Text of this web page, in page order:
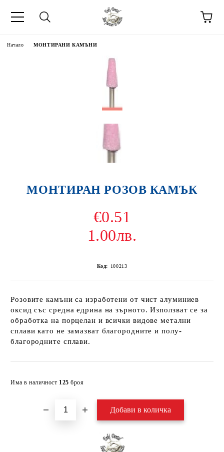
Начало МОНТИРАНИ КАМЪНИ
МОНТИРАН РОЗОВ КАМЪК
€0.51
1.00лв.
Код: 100213
Розовите камъни са изработени от чист алуминиев
оксид със средна едрина на зърното. Използват се за
обработка на порцелан и всички видове метални
сплави като не замазват благородните и полу-
благородните сплави.
Има в наличност 125 броя